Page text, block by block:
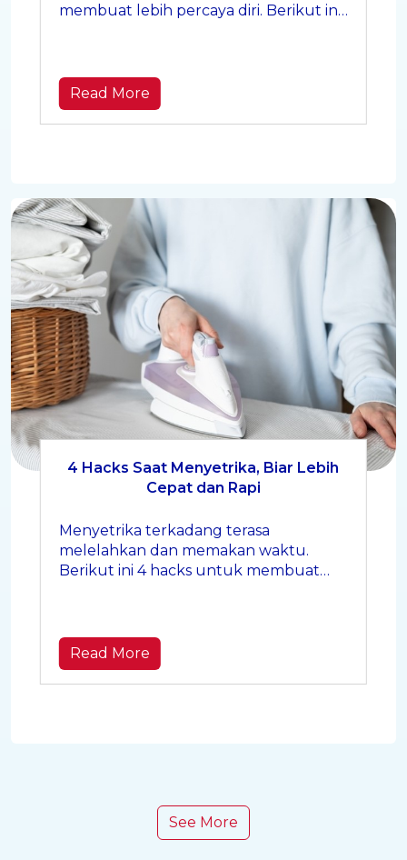
membuat lebih percaya diri. Berikut ini
Read More
4 Hacks Saat Menyetrika, Biar Lebih
Cepat dan Rapi
Menyetrika terkadang terasa
melelahkan dan memakan waktu.
Berikut ini 4 hacks untuk membuat
Read More
See More